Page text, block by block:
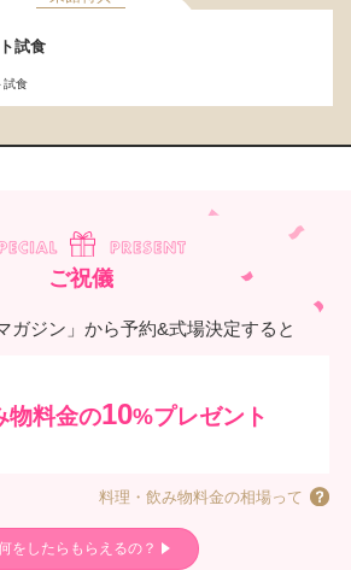
試食
試食
ご祝儀
ガジン」から予約&式場決定すると
物料金の10%プレゼント
料理・飲み物料金の相場って
をしたらもらえるの？